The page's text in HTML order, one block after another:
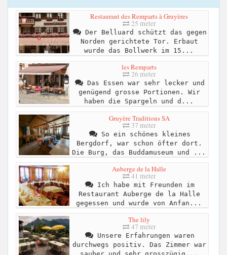
Restaurant des Remparts à Gruyères
25 meter
Der Belluard schützt das gegen
Norden gerichtete Tor. Erbaut
wurde das Bollwerk im 15...
les Remparts
26 meter
Das Essen war sehr lecker und
genügend grosse Portionen. Wir
haben die Spargeln und d...
Gruyère Traditions SA
37 meter
So ein schönes kleines
Bergdorf, war schon öfter dort.
Die Burg, das Buddamuseum und ...
Auberge de la Halle
41 meter
Ich habe mit Freunden im
Restaurant Auberge de la Halle
gegessen und wurde von Anfan...
The lily
47 meter
Unsere Erfahrungen waren
durchwegs positiv. Das Zimmer war